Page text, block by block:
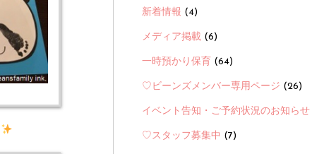
新着情報 (4)
メディア掲載 (6)
一時預かり保育 (64)
♡ビーンズメンバー専用ページ (26)
イベント告知・ご予約状況のお知らせ
♡スタッフ募集中 (7)